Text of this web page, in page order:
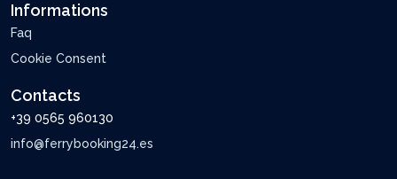
Informations
Faq
Cookie Consent
Contacts
+39 0565 960130
info@ferrybooking24.es